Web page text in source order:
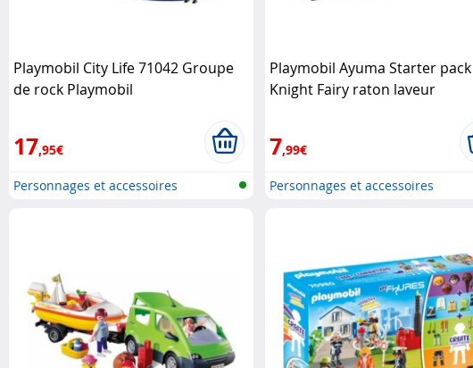
Playmobil City Life 71042 Groupe
de rock Playmobil
17,95€
Personnages et accessoires
Playmobil Ayuma Starter pack
Knight Fairy raton laveur
7,99€
Personnages et accessoires